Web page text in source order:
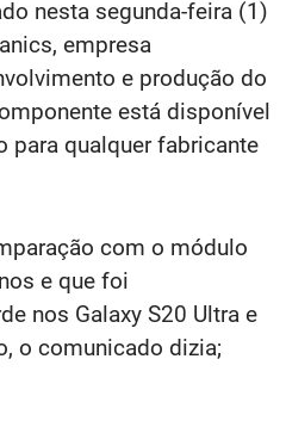
nesta segunda-feira (1)
empresa
e produção do
está disponível
para qualquer fabricante
com o módulo
e que foi
nos Galaxy S20 Ultra e
o comunicado dizia;